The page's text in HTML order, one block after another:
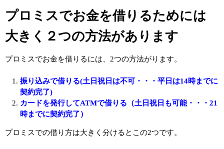
プロミスでお金を借りるためには
大きく２つの方法があります
プロミスでお金を借りるには、2つの方法がります。
振り込みで借りる(土日祝日は不可・・・平日は14時までに
契約完了)
カードを発行してATMで借りる（土日祝日も可能・・・21
時までに契約完了）
プロミスでの借り方は大きく分けるとこの2つです。